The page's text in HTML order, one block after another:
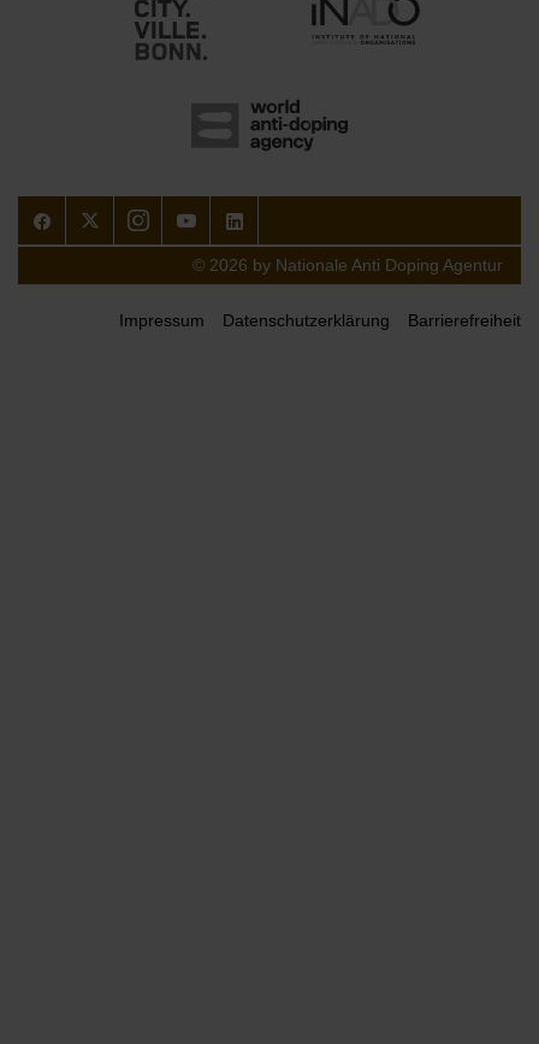
FacebookTwitterInstagramYoutubeLinkedIn
© 2026 by Nationale Anti Doping Agentur
Impressum Datenschutzerklärung Barrierefreiheit